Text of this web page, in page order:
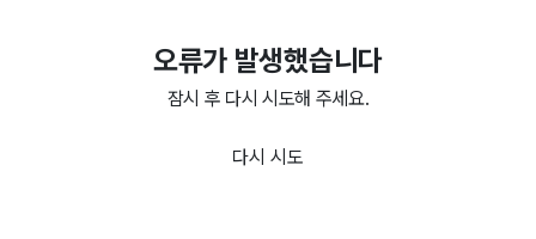
오류가 발생했습니다
잠시 후 다시 시도해 주세요.
다시 시도